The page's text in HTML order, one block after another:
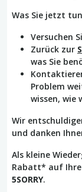
Was Sie jetzt
Versuchen
Zurück zur
was Sie
Problem
wissen, wie
Wir
und danken
Als kleine
Rabatt* auf
5SORRY.